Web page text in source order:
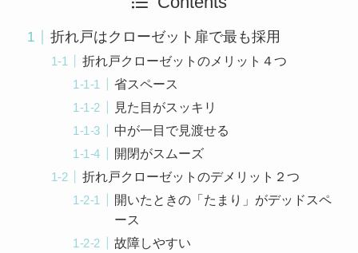
折れ戸はクローゼット扉で最も採用
折れ戸クローゼットのメリット４つ
省スペース
見た目がスッキリ
中が一目で見渡せる
開閉がスムーズ
折れ戸クローゼットのデメリット２つ
開いたときの「たまり」がデッドスペ
ース
故障しやすい